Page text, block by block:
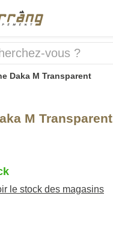
Daka M Transparent
M Transparent
le stock des magasins